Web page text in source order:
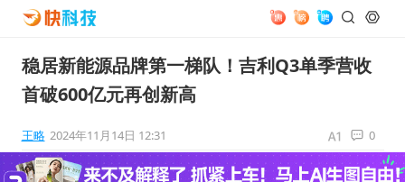
稳居新能源品牌第一梯队！吉利Q3单季营收
首破600亿元再创新高
王略 2024年11月14日 12:31 0